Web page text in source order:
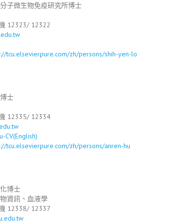
子微生物免疫研究所博士
12323/ 12322
tcu.elsevierpure.com/zh/persons/shih-yen-lo
士
12335/ 12334
CV(English)
tcu.elsevierpure.com/zh/persons/anren-hu
博士
資訊、血液學
12338/ 12337